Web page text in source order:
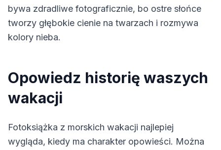
bywa zdradliwe fotograficznie, bo ostre słońce
tworzy głębokie cienie na twarzach i rozmywa
kolory nieba.
Opowiedz historię waszych
wakacji
Fotoksiążka z morskich wakacji najlepiej
wygląda, kiedy ma charakter opowieści. Można